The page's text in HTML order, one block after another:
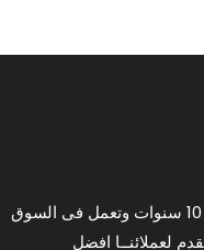
هى شركة مصرية تأسست منذ اكثر من 10 سنوات وتعمل فى السوق
لعملائنــا افضل